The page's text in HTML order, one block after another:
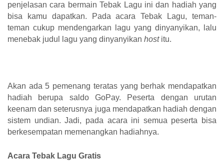
penjelasan cara bermain Tebak Lagu ini dan hadiah yang
bisa kamu dapatkan. Pada acara Tebak Lagu, teman-
teman cukup mendengarkan lagu yang dinyanyikan, lalu
menebak judul lagu yang dinyanyikan hostitu.
Akan ada 5 pemenang teratas yang berhak mendapatkan
hadiah berupa saldo GoPay. Peserta dengan urutan
keenam dan seterusnya juga mendapatkan hadiah dengan
sistem undian. Jadi, pada acara ini semua peserta bisa
berkesempatan memenangkan hadiahnya.
Acara Tebak Lagu Gratis